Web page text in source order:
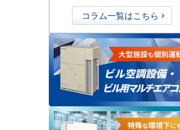
コラム一覧はこちら